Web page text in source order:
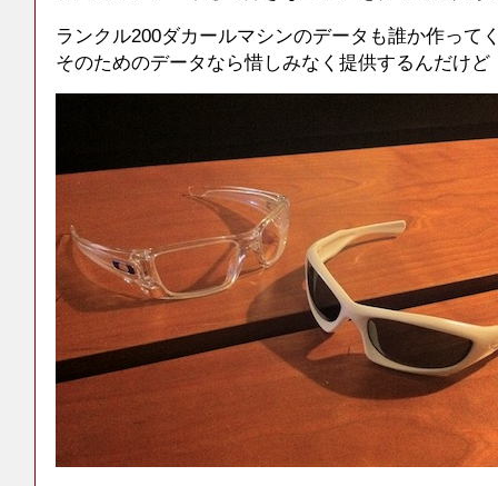
ランクル200ダカールマシンのデータも誰か作って
そのためのデータなら惜しみなく提供するんだけど